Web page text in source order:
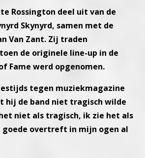
Rossington deel uit van de
Skynyrd, samen met de
Van Zant. Zij traden
de originele line-up in de
Fame werd opgenomen.
tegen muziekmagazine
hij de band niet tragisch wilde
niet als tragisch, ik zie het als
goede overtreft in mijn ogen al